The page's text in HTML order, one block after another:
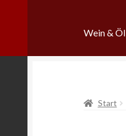
Wein & Öl
Start